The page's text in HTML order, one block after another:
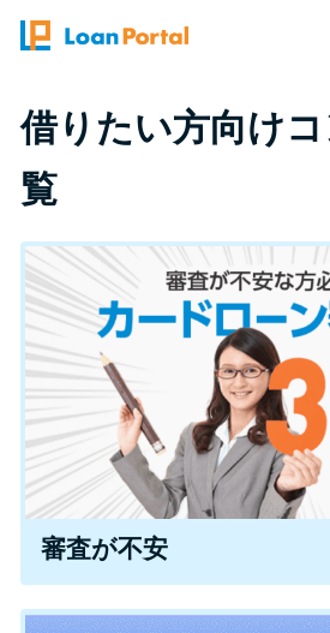
トップページ
総合人気ラン
とにかくすぐ
バレずに借り
審査が不安な
便利なコンテンツ
カードローン
借りたい方向け
覧
審査が不安